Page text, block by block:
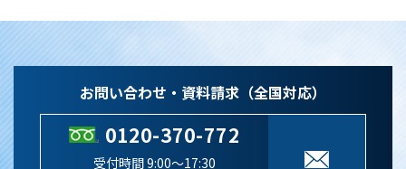
お問い合わせ・資料請求（全国対応）
0120-370-772
受付時間 9:00～17:30